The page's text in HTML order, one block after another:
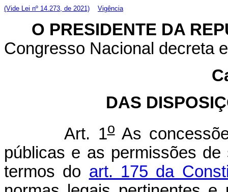
(Vide Lei nº 14.273, de 2021) Vigência
O PRESIDENTE DA
Congresso Nacional decreta
DAS
Art. 1oAs
públicas e as permissões
termos do art. 175 da